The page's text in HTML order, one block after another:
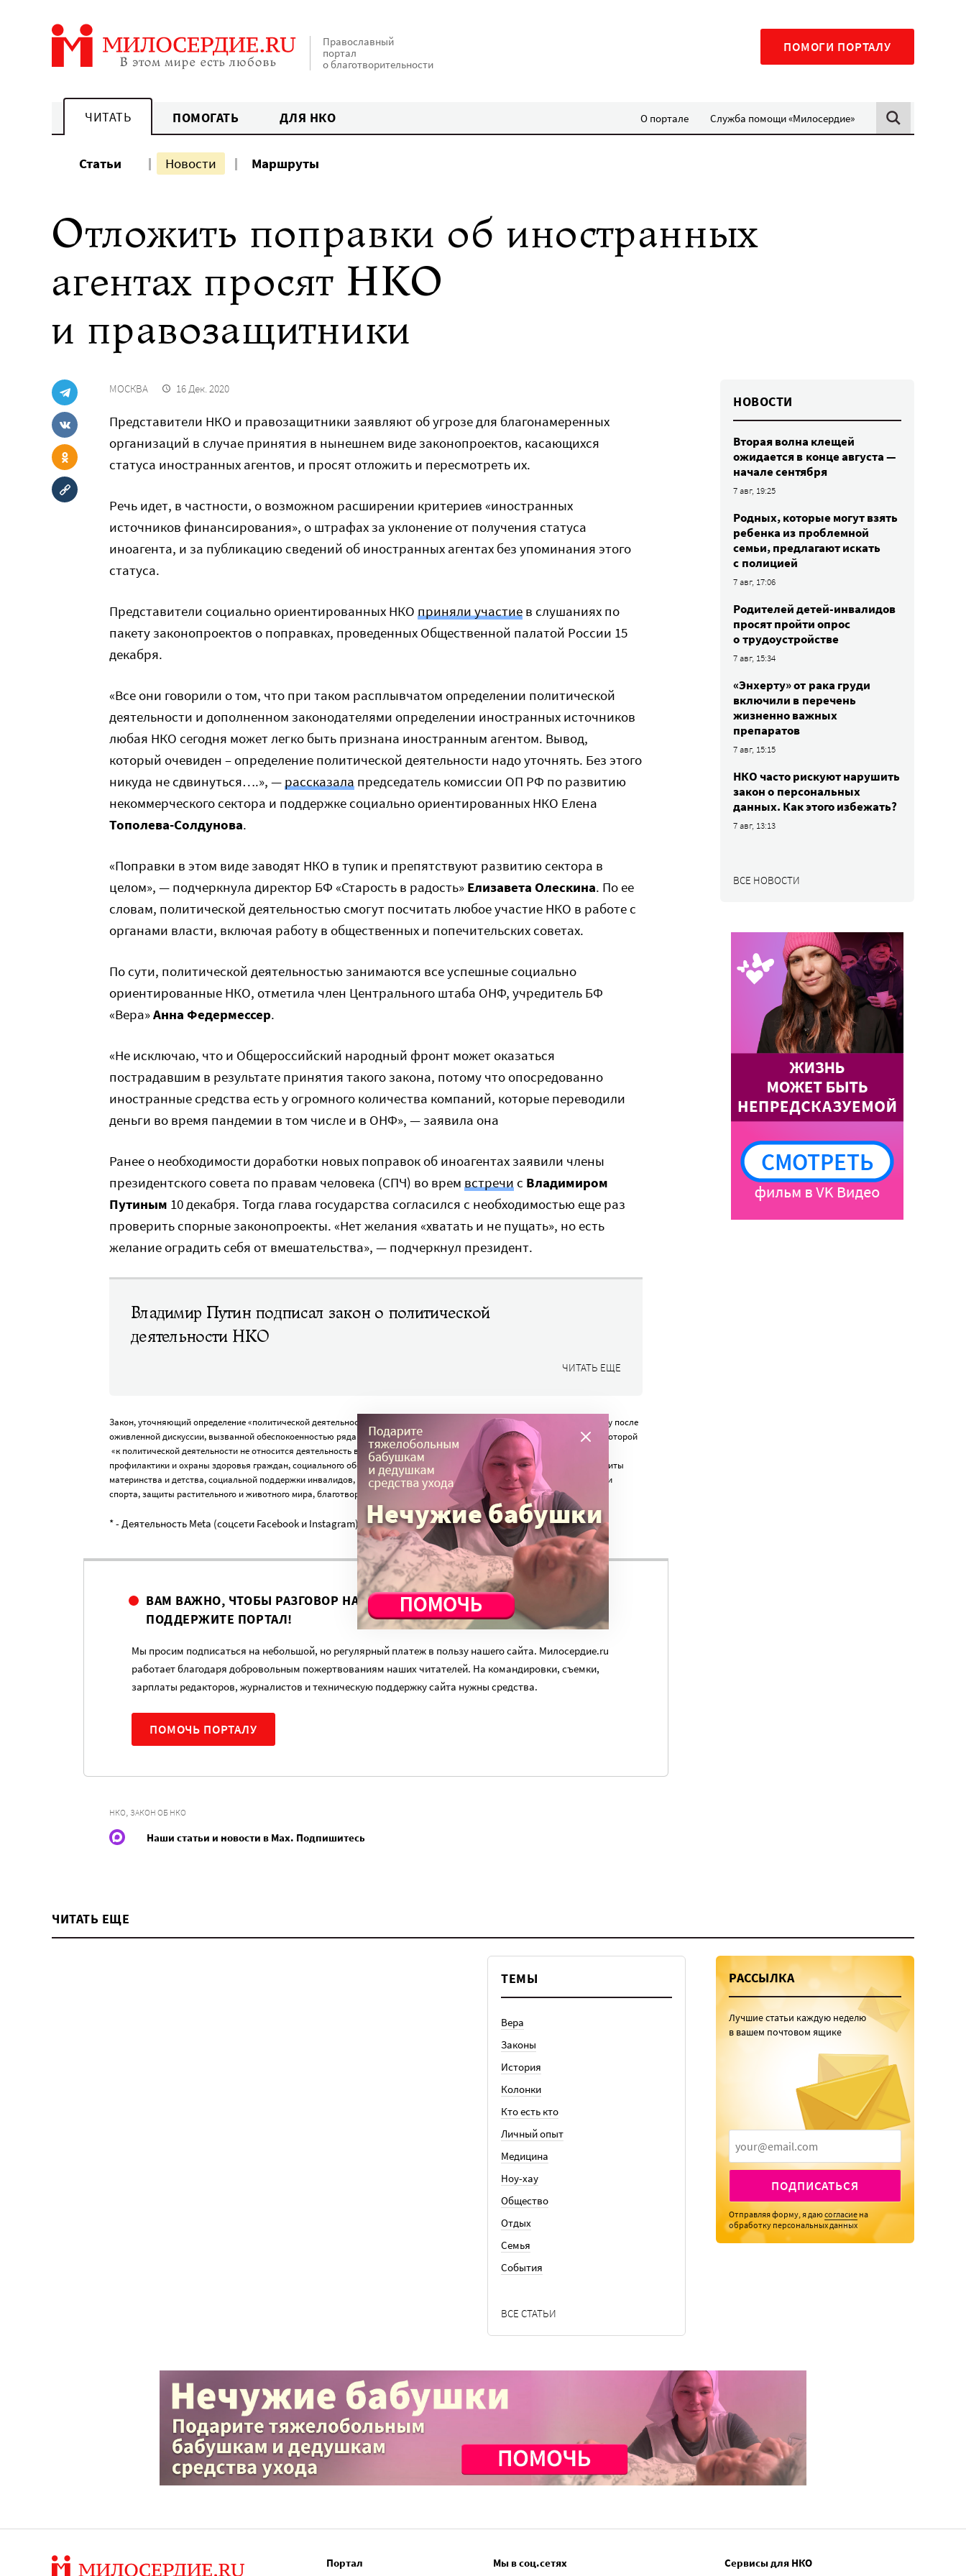
Православный
портал
о благотворительности
ПОМОГИ ПОРТАЛУ
ЧИТАТЬ ПОМОГАТЬ ДЛЯ НКО О портале Служба помощи «Милосердие»
Статьи Новости Маршруты
Отложить поправки об иностранных
агентах просят НКО
и правозащитники
МОСКВА 16 Дек. 2020
Представители НКО и правозащитники заявляют об угрозе для благонамеренных
организаций в случае принятия в нынешнем виде законопроектов, касающихся
статуса иностранных агентов, и просят отложить и пересмотреть их.
Речь идет, в частности, о возможном расширении критериев «иностранных
источников финансирования», о штрафах за уклонение от получения статуса
иноагента, и за публикацию сведений об иностранных агентах без упоминания этого
статуса.
Представители социально ориентированных НКО приняли участие в слушаниях по
пакету законопроектов о поправках, проведенных Общественной палатой России 15
декабря.
«Все они говорили о том, что при таком расплывчатом определении политической
деятельности и дополненном законодателями определении иностранных источников
любая НКО сегодня может легко быть признана иностранным агентом. Вывод,
который очевиден – определение политической деятельности надо уточнять. Без этого
никуда не сдвинуться….», —рассказала председатель комиссии ОП РФ по развитию
некоммерческого сектора и поддержке социально ориентированных НКО Елена
Тополева-Солдунова.
«Поправки в этом виде заводят НКО в тупик и препятствуют развитию сектора в
целом», — подчеркнула директор БФ «Старость в радость» Елизавета Олескина. По ее
словам, политической деятельностью смогут посчитать любое участие НКО в работе с
органами власти, включая работу в общественных и попечительских советах.
По сути, политической деятельностью занимаются все успешные социально
ориентированные НКО, отметила член Центрального штаба ОНФ, учредитель БФ
«Вера»Анна Федермессер.
«Не исключаю, что и Общероссийский народный фронт может оказаться
пострадавшим в результате принятия такого закона, потому что опосредованно
иностранные средства есть у огромного количества компаний, которые переводили
деньги во время пандемии в том числе и в ОНФ», — заявила она
Ранее о необходимости доработки новых поправок об иноагентах заявили члены
президентского совета по правам человека (СПЧ) во врем встречис Владимиром
Путиным 10 декабря. Тогда глава государства согласился с необходимостью еще раз
проверить спорные законопроекты. «Нет желания «хватать и не пущать», но есть
желание оградить себя от вмешательства», — подчеркнул президент.
Владимир Путин подписал закон о политической
деятельности НКО
ЧИТАТЬ ЕЩЕ
Закон, уточняющий определение «политической деятельности» для некоммерческих организаций,был принят
в 2016 году после
оживленной дискуссии, вызванной обеспокоенностью ряда НКО. В результате в него была внесена поправка, согласно которой
«к политической деятельности не относится деятельность в области науки, культуры, искусства, здравоохранения,
профилактики и охраны здоровья граждан, социального обслуживания, социальной поддержки и защиты граждан, защиты
материнства и детства, социальной поддержки инвалидов, пропаганды здорового образа жизни, физической культуры и
спорта, защиты растительного и животного мира, благотворительная деятельность».
* - Деятельность Meta (соцсети Facebook и Instagram) запрещена в России как экстремистская.
ВАМ ВАЖНО, ЧТОБЫ РАЗГОВОР НА ЭТУ ТЕМУ ПРОДОЛЖИЛСЯ?
ПОДДЕРЖИТЕ ПОРТАЛ!
Мы просим подписаться на небольшой, но регулярный платеж в пользу нашего сайта. Милосердие.ru
работает благодаря добровольным пожертвованиям наших читателей. На командировки, съемки,
зарплаты редакторов, журналистов и техническую поддержку сайта нужны средства.
ПОМОЧЬ ПОРТАЛУ
НКО, ЗАКОН ОБ НКО
Наши статьи и новости в Max. Подпишитесь
НОВОСТИ
Вторая волна клещей
ожидается в конце августа —
начале сентября
7 авг, 19:25
Родных, которые могут взять
ребенка из проблемной
семьи, предлагают искать
с полицией
7 авг, 17:06
Родителей детей-инвалидов
просят пройти опрос
о трудоустройстве
7 авг, 15:34
«Энхерту» от рака груди
включили в перечень
жизненно важных
препаратов
7 авг, 15:15
НКО часто рискуют нарушить
закон о персональных
данных. Как этого избежать?
7 авг, 13:13
ВСЕ НОВОСТИ
ЧИТАТЬ ЕЩЕ
ТЕМЫ
Вера
Законы
История
Колонки
Кто есть кто
Личный опыт
Медицина
Ноу-хау
Общество
Отдых
Семья
События
ВСЕ СТАТЬИ
РАССЫЛКА
Лучшие статьи каждую неделю
в вашем почтовом ящике
ПОДПИСАТЬСЯ
Отправляя форму, я даюсогласие на
обработку персональных данных
Портал Мы в соц.сетях Сервисы для НКО